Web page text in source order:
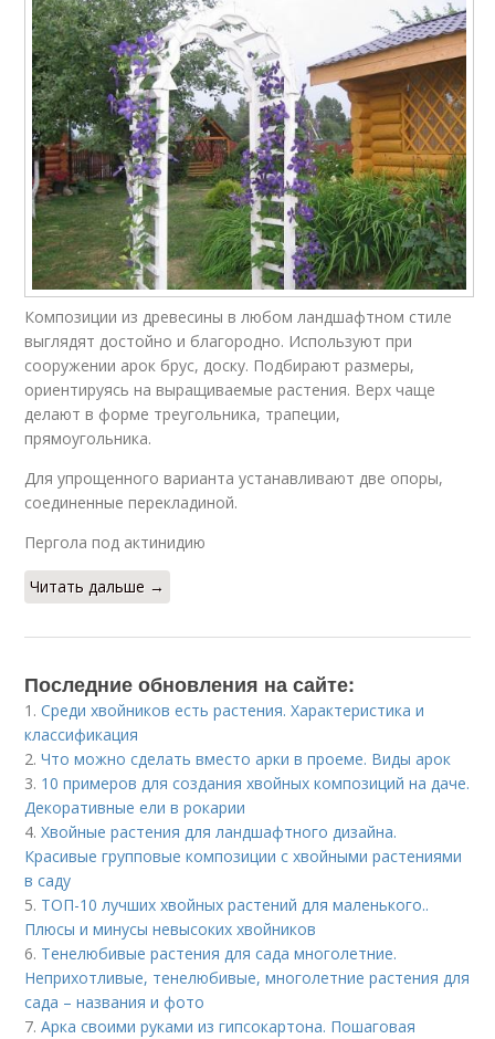
Композиции из древесины в любом ландшафтном стиле
выглядят достойно и благородно. Используют при
сооружении арок брус, доску. Подбирают размеры,
ориентируясь на выращиваемые растения. Верх чаще
делают в форме треугольника, трапеции,
прямоугольника.
Для упрощенного варианта устанавливают две опоры,
соединенные перекладиной.
Пергола под актинидию
Читать дальше →
Последние обновления на сайте:
1.Среди хвойников есть растения. Характеристика и
классификация
2.Что можно сделать вместо арки в проеме. Виды арок
3. 10 примеров для создания хвойных композиций на даче.
Декоративные ели в рокарии
4.Хвойные растения для ландшафтного дизайна.
Красивые групповые композиции с хвойными растениями
в саду
5. ТОП-10 лучших хвойных растений для маленького..
Плюсы и минусы невысоких хвойников
6. Тенелюбивые растения для сада многолетние.
Неприхотливые, тенелюбивые, многолетние растения для
сада – названия и фото
7.Арка своими руками из гипсокартона. Пошаговая